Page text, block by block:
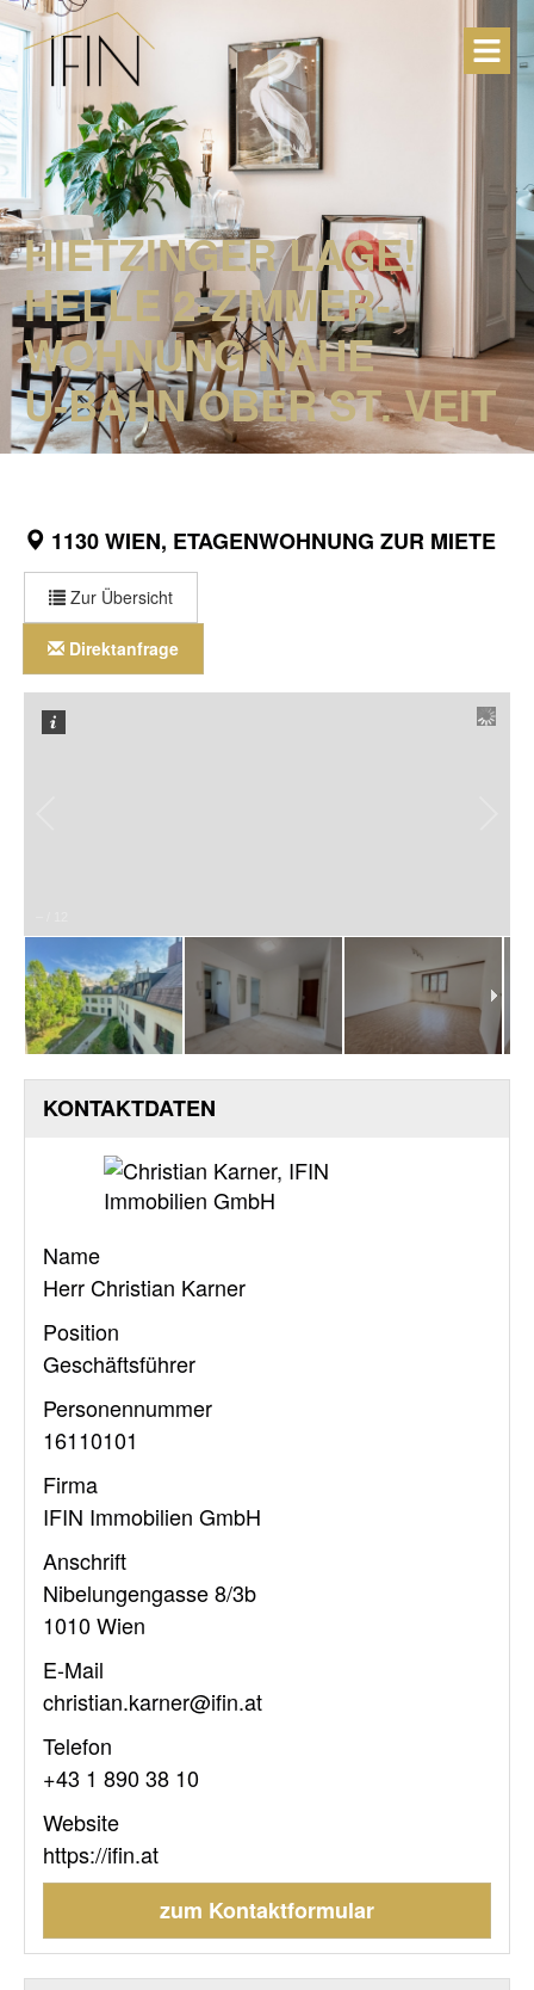
HIETZINGER LAGE!
HELLE 2‑ZIMMER-​
WOHNUNG NAHE
U‑BAHN OBER ST. VEIT
1130 WIEN, ETAGENWOHNUNG ZUR MIETE
Zur Übersicht
Direktanfrage
KONTAKTDATEN
Name
Herr Christian Karner
Position
Geschäftsführer
Personennummer
16110101
Firma
IFIN Immobilien GmbH
Anschrift
Nibelungengasse 8/3b
1010 Wien
E-Mail
christian.karner@ifin.at
Telefon
+43 1 890 38 10
Website
https://ifin.at
zum Kontaktformular